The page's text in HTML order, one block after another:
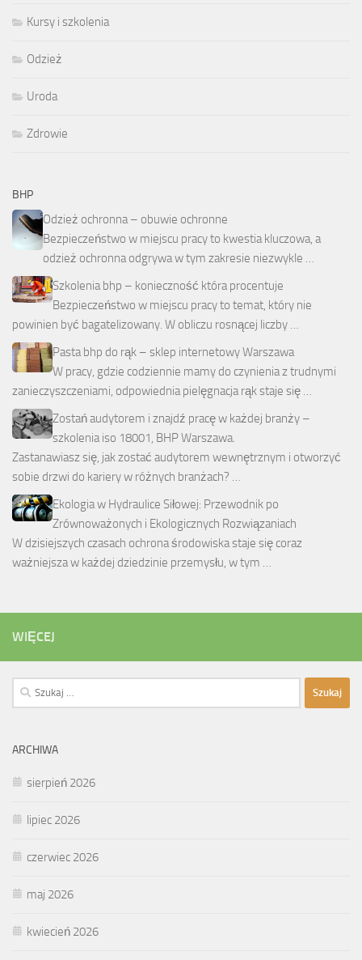
Kursy i szkolenia
Odzież
Uroda
Zdrowie
BHP
Odzież ochronna – obuwie ochronne
Bezpieczeństwo w miejscu pracy to kwestia kluczowa, a
odzież ochronna odgrywa w tym zakresie niezwykle …
Szkolenia bhp – konieczność która procentuje
Bezpieczeństwo w miejscu pracy to temat, który nie
powinien być bagatelizowany. W obliczu rosnącej liczby …
Pasta bhp do rąk – sklep internetowy Warszawa
W pracy, gdzie codziennie mamy do czynienia z trudnymi
zanieczyszczeniami, odpowiednia pielęgnacja rąk staje się …
Zostań audytorem i znajdź pracę w każdej branży –
szkolenia iso 18001, BHP Warszawa.
Zastanawiasz się, jak zostać audytorem wewnętrznym i otworzyć
sobie drzwi do kariery w różnych branżach? …
Ekologia w Hydraulice Siłowej: Przewodnik po
Zrównoważonych i Ekologicznych Rozwiązaniach
W dzisiejszych czasach ochrona środowiska staje się coraz
ważniejsza w każdej dziedzinie przemysłu, w tym …
WIĘCEJ
Szukaj:
ARCHIWA
sierpień 2026
lipiec 2026
czerwiec 2026
maj 2026
kwiecień 2026